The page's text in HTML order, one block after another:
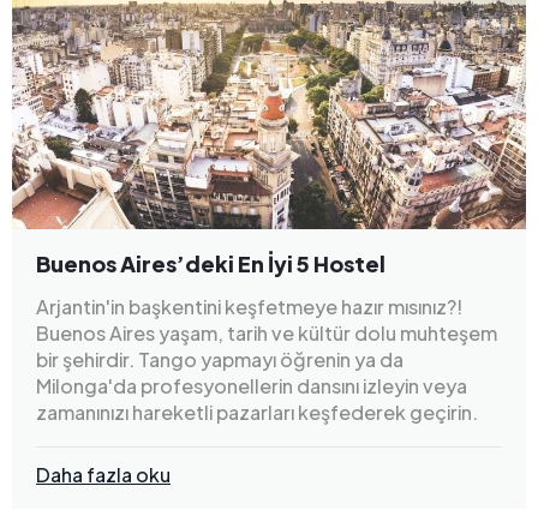
Buenos Aires’deki En İyi 5 Hostel
Arjantin'in başkentini keşfetmeye hazır mısınız?!
Buenos Aires yaşam, tarih ve kültür dolu muhteşem
bir şehirdir. Tango yapmayı öğrenin ya da
Milonga'da profesyonellerin dansını izleyin veya
zamanınızı hareketli pazarları keşfederek geçirin.
Daha fazla oku